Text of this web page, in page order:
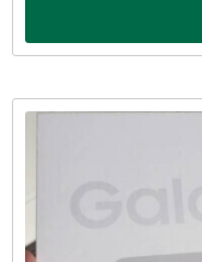
บางนา เมกาบางนา บางแค
โชว์รูมแจ้งวัฒนะ — เราพร้อ
ลูกค้าต้องการจำนำ ดังนี้: รั
Samsung, Huawei,
แล็ปท็อป รับจำนำ แท็บเล็ต /
ไฟฟ้าภายในบ้าน รับจำน
รับจำนำ ของสะสม / ของมี
สภาพสินค้า รุ่น ยี่ห้อ อายุกา
ความปลอดภัย และการดูแล
รัชดา บางแค รามอินทรา บ
สูง รับจำนำจุฬาลงกรณ์มห
จำนำพลัส ให้บริการรับจำน
ทันที ไม่รอนาน รับจำนำจุ
นาน จำนำพลัส
กรุงเทพฯ โทรศัพท์ มือถือ โ
ทำไมเลือก รับจำนำพลัส
รับจำนำพลัส ให้บริการรับจ
เป็น โทรศัพท์มือถือ โน้ตบุ๊ก